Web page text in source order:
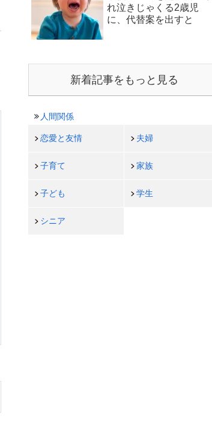
れ泣きじゃくる2歳児
に、代替案を出すと
新着記事をもっと見る
人間関係
恋愛と友情 夫婦
子育て 家族
子ども 学生
シニア